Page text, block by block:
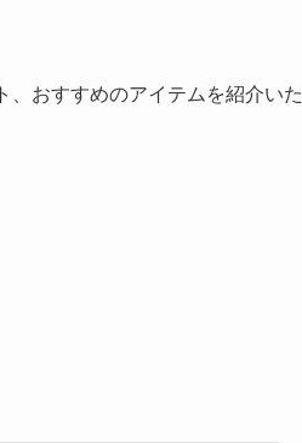
、おすすめのアイテムを紹介いた